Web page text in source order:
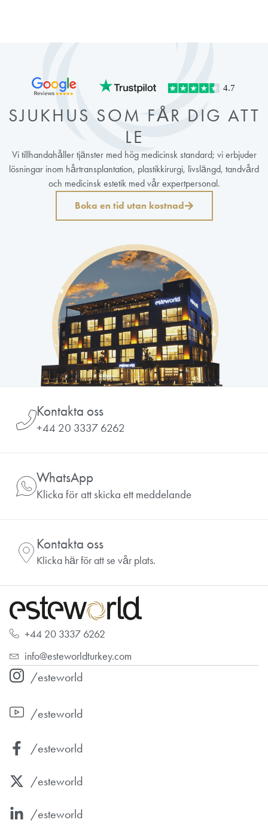
SJUKHUS SOM FÅR DIG ATT
LE
Vi tillhandahåller tjänster med hög medicinsk standard; vi erbjuder
lösningar inom hårtransplantation, plastikkirurgi, livslängd, tandvård
och medicinsk estetik med vår expertpersonal.
Boka en tid utan kostnad
Kontakta oss
+44 20 3337 6262
WhatsApp
Klicka för att skicka ett meddelande
Kontakta oss
Klicka här för att se vår plats.
+44 20 3337 6262
info@esteworldturkey.com
/esteworld
/esteworld
/esteworld
/esteworld
/esteworld